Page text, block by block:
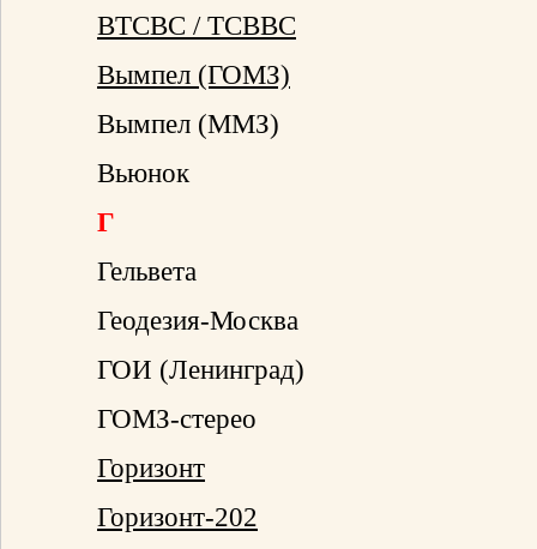
ВТСВС / ТСВВС
Вымпел (ГОМЗ)
Вымпел (ММЗ)
Вьюнок
Г
Гельвета
Геодезия-Москва
ГОИ (Ленинград)
ГОМЗ-стерео
Горизонт
Горизонт-202